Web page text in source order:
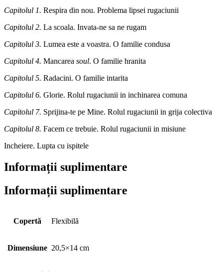
Capitolul 1. Respira din nou. Problema lipsei rugaciunii
Capitolul 2. La scoala. Invata-ne sa ne rugam
Capitolul 3. Lumea este a voastra. O familie condusa
Capitolul 4. Mancarea soul. O familie hranita
Capitolul 5. Radacini. O familie intarita
Capitolul 6. Glorie. Rolul rugaciunii in inchinarea comuna
Capitolul 7. Sprijina-te pe Mine. Rolul rugaciunii in grija colectiva
Capitolul 8. Facem ce trebuie. Rolul rugaciunii in misiune
Incheiere. Lupta cu ispitele
Informații suplimentare
Informații suplimentare
Copertă Flexibilă
Dimensiune 20,5×14 cm